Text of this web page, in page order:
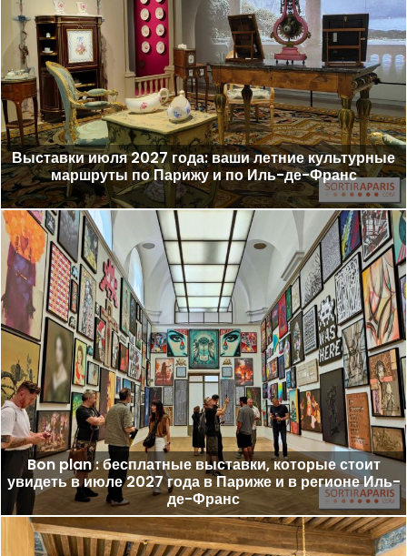
Выставки июля 2027 года: ваши летние культурные
маршруты по Парижу и по Иль-де-Франс
Bon plan : бесплатные выставки, которые стоит
увидеть в июле 2027 года в Париже и в регионе Иль-
де-Франс